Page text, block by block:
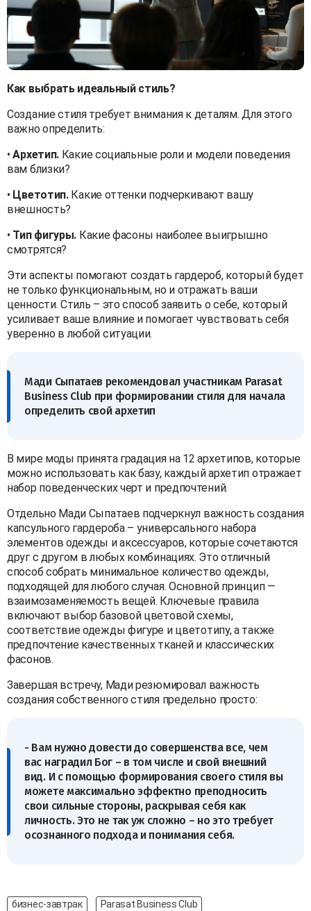
Как выбрать идеальный стиль?
Создание стиля требует внимания к деталям. Для этого
важно определить:
• Архетип. Какие социальные роли и модели поведения
вам близки?
• Цветотип. Какие оттенки подчеркивают вашу
внешность?
• Тип фигуры. Какие фасоны наиболее выигрышно
смотрятся?
Эти аспекты помогают создать гардероб, который будет
не только функциональным, но и отражать ваши
ценности. Стиль – это способ заявить о себе, который
усиливает ваше влияние и помогает чувствовать себя
уверенно в любой ситуации.
Мади Сыпатаев рекомендовал участникам Parasat
Business Club при формировании стиля для начала
определить свой архетип
В мире моды принята градация на 12 архетипов, которые
можно использовать как базу, каждый архетип отражает
набор поведенческих черт и предпочтений.
Отдельно Мади Сыпатаев подчеркнул важность создания
капсульного гардероба – универсального набора
элементов одежды и аксессуаров, которые сочетаются
друг с другом в любых комбинациях. Это отличный
способ собрать минимальное количество одежды,
подходящей для любого случая. Основной принцип —
взаимозаменяемость вещей. Ключевые правила
включают выбор базовой цветовой схемы,
соответствие одежды фигуре и цветотипу, а также
предпочтение качественных тканей и классических
фасонов.
Завершая встречу, Мади резюмировал важность
создания собственного стиля предельно просто:
- Вам нужно довести до совершенства все, чем
вас наградил Бог – в том числе и свой внешний
вид. И с помощью формирования своего стиля вы
можете максимально эффектно преподносить
свои сильные стороны, раскрывая себя как
личность. Это не так уж сложно – но это требует
осознанного подхода и понимания себя.
бизнес-завтрак Parasat Business Club